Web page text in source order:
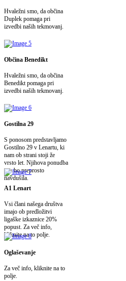
Hvaležni smo, da občina
Duplek pomaga pri
izvedbi naših tekmovanj.
Občina Benedikt
Hvaležni smo, da občina
Benedikt pomaga pri
izvedbi naših tekmovanj.
Gostilna 29
S ponosom predstavljamo
Gostilno 29 v Lenartu, ki
nam ob strani stoji že
vrsto let. Njihova ponudba
vas bo preprosto
navdušila.
A1 Lenart
Vsi člani našega društva
imajo ob predložitvi
ligaške izkaznice 20%
popust. Za več info,
kliknite na to polje.
Oglaševanje
Za več info, kliknite na to
polje.